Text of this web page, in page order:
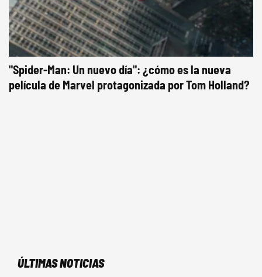
"Spider-Man: Un nuevo día": ¿cómo es la nueva
película de Marvel protagonizada por Tom Holland?
ÚLTIMAS NOTICIAS